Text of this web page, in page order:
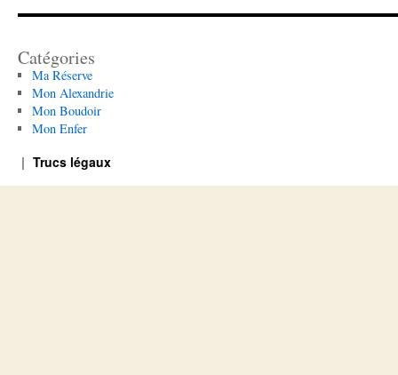
Catégories
Ma Réserve
Mon Alexandrie
Mon Boudoir
Mon Enfer
Trucs légaux